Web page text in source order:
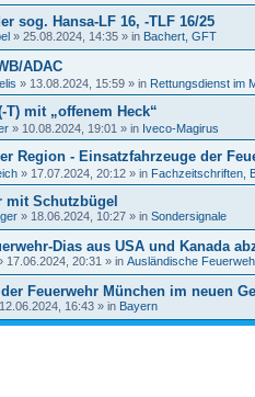
sog. Hansa-LF 16, -TLF 16/25
» 25.08.2024, 14:35 » in Bachert, GFT
ADAC
» 13.08.2024, 15:59 » in Rettungsdienst im
T) mit „offenem Heck“
» 10.08.2024, 19:01 » in Iveco-Magirus
Region - Einsatzfahrzeuge der
» 17.07.2024, 20:12 » in Fachzeitschriften,
Schutzbügel
» 18.06.2024, 10:27 » in Sondersignale
Dias aus USA und Kanada
17.06.2024, 20:31 » in Ausländische
Feuerwehr München im neuen
12.06.2024, 16:43 » in Bayern